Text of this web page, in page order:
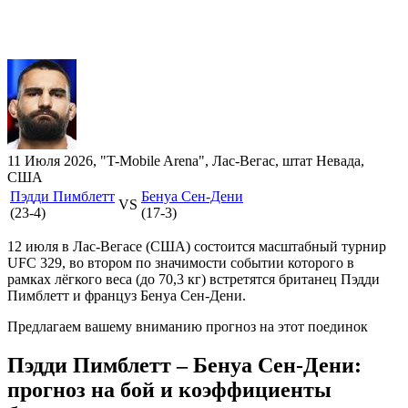
11 Июля 2026, "T-Mobile Arena", Лас-Вегас, штат Невада,
США
Пэдди Пимблетт
(23-4)
VS
Бенуа Сен-Дени
(17-3)
12 июля в Лас-Вегасе (США) состоится масштабный турнир
UFC 329, во втором по значимости событии которого в
рамках лёгкого веса (до 70,3 кг) встретятся британец Пэдди
Пимблетт и француз Бенуа Сен-Дени.
Предлагаем вашему вниманию прогноз на этот поединок
Пэдди Пимблетт – Бенуа Сен-Дени:
прогноз на бой и коэффициенты